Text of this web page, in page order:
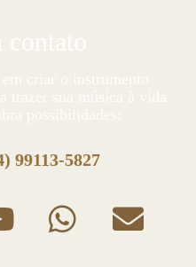
contato
criar o instrumento
trazer sua música à vida.
possibilidades:
99113-5827